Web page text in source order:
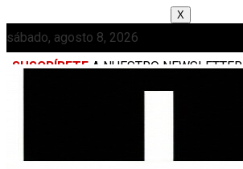
X
sábado, agosto 8, 2026
SUSCRÍBETE A NUESTRO NEWSLETTER